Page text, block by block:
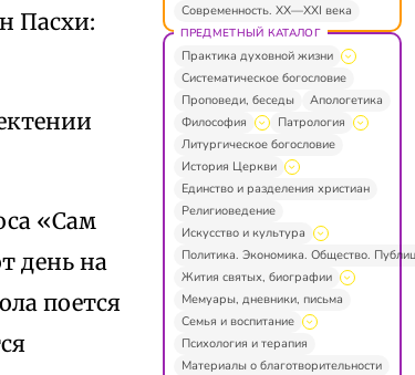
Пасхи:
«Сам
день на
поется
Современность. XX—XXI века
ПРЕДМЕТНЫЙ КАТАЛОГ
Практика духовной жизни
Систематическое богословие
Проповеди, беседы
Апологетика
Философия
Патрология
Литургическое богословие
История Церкви
Единство и разделения христиан
Религиоведение
Искусство и культура
Политика. Экономика. Общество.
Жития святых, биографии
Мемуары, дневники, письма
Семья и воспитание
Психология и терапия
Материалы о благотворительности